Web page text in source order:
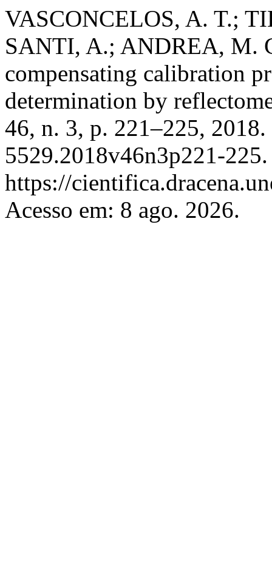
VASCONCELOS, A. T.;
SANTI, A.; ANDREA, M.
compensating calibration
determination by
46, n. 3, p. 221–225,
5529.2018v46n3p221-
https://
Acesso em: 8 ago. 2026.